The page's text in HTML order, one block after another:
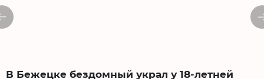
В Бежецке бездомный украл у 18-летней